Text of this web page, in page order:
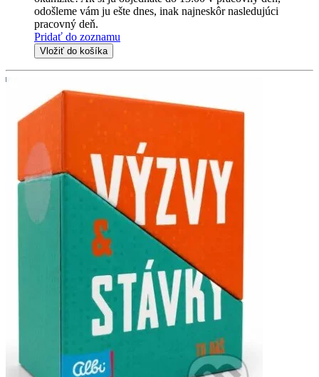
odošleme vám ju ešte dnes, inak najneskôr nasledujúci
pracovný deň.
Pridať do zoznamu
Vložiť do košíka